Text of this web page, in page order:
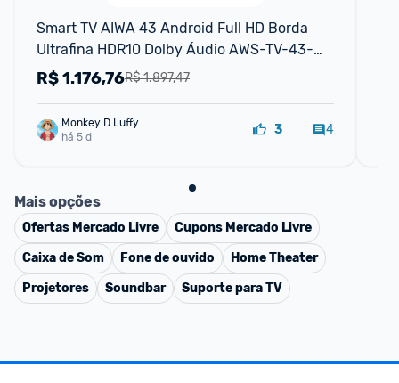
Smart TV AIWA 43 Android Full HD Borda
Ultrafina HDR10 Dolby Áudio AWS-TV-43-
BL-02-A
R$ 1.897,47
R$1.176,76
Monkey D Luffy
há 5 d
3 4
Mais opções
Ofertas Mercado Livre Cupons Mercado Livre
Caixa de Som
Fone de ouvido
Home Theater
Projetores
Soundbar Suporte para TV